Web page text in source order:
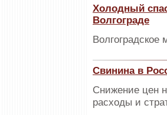
Холодный
Волгограде
Волгоградское
Свинина в
Снижение цен
расходы и